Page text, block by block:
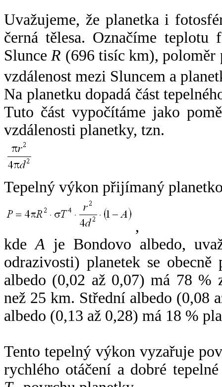
Uvažujeme, že planetka i
černá tělesa. Označíme
SlunceR (696 tisíc km),
vzdálenost mezi Sluncem a
Na planetku dopadá část
Tuto část vypočítáme jako
vzdálenosti planetky, tzn.
Tepelný výkon přijímaný
,
kdeA je Bondovo albedo,
odrazivosti) planetek se
albedo (0,02 až 0,07) má 78 %
než 25 km. Střední albedo (0,08
albedo (0,13 až 0,28) má 18 %
Tento tepelný výkon vyzařuje
rychlého otáčení a dobré